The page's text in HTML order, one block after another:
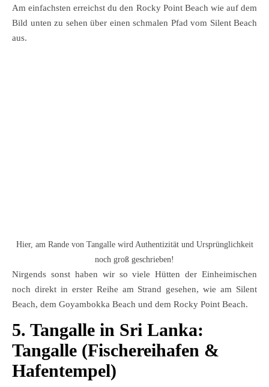
Am einfachsten erreichst du den Rocky Point Beach wie auf dem
Bild unten zu sehen über einen schmalen Pfad vom Silent Beach
aus.
Hier, am Rande von Tangalle wird Authentizität und Ursprünglichkeit
noch groß geschrieben!
Nirgends sonst haben wir so viele Hütten der Einheimischen
noch direkt in erster Reihe am Strand gesehen, wie am Silent
Beach, dem Goyambokka Beach und dem Rocky Point Beach.
5. Tangalle in Sri Lanka:
Tangalle (Fischereihafen &
Hafentempel)